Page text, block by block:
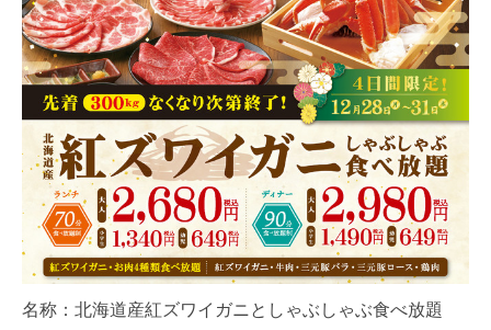
名称：北海道産紅ズワイガニとしゃぶしゃぶ食べ放題